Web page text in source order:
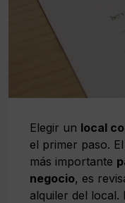
Elegir un local
el primer paso.
más importante
negocio, es
alquiler del local.